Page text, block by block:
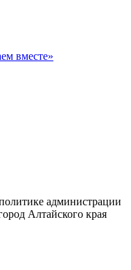
вместе»
администрации
Алтайского края